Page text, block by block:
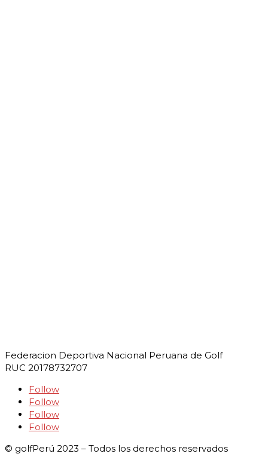
Federacion Deportiva Nacional Peruana de Golf
RUC 20178732707
Follow
Follow
Follow
Follow
© golfPerú 2023 – Todos los derechos reservados